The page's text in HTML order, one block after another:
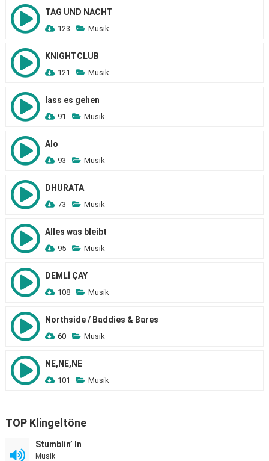
TAG UND NACHT
123 Musik
KNIGHTCLUB
121 Musik
lass es gehen
91 Musik
Alo
93 Musik
DHURATA
73 Musik
Alles was bleibt
95 Musik
DEMLİ ÇAY
108 Musik
Northside / Baddies & Bares
60 Musik
NE,NE,NE
101 Musik
TOP Klingeltöne
Stumblin’ In
Musik